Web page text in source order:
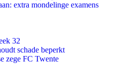
extra mondelinge examens
32
schade beperkt
zege FC Twente